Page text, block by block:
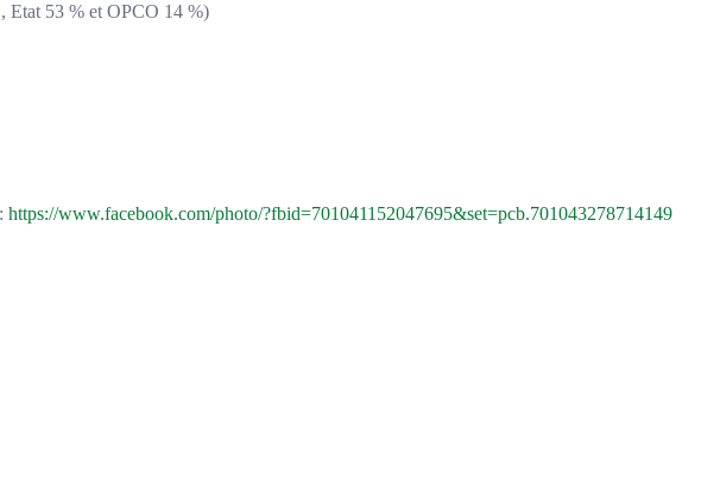
Etat 53 % et OPCO 14 %)
https://www.facebook.com/photo/?fbid=701041152047695&set=pcb.701043278714149